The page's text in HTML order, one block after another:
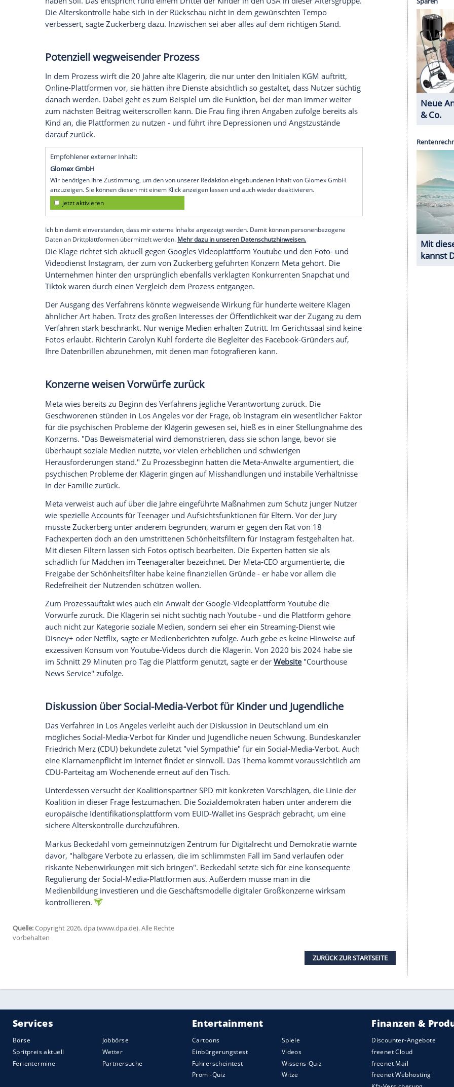
verteidigt. So sagte Zuckerberg, dass der Facebook-Konzern Meta keine Ziele für
Nutzungszeiten seiner Apps mehr setze, wie das "Wall Street Journal" aus dem Gerichtssaal
Der Meta-Chef räumte auch ein, dass auf Dienste des Konzerns wie Instagram zum Teil
auch Nutzer unter 13 Jahren zugreifen, obwohl das gegen die Nutzungsbedingungen
verstößt. Ihre Accounts würden entfernt, wenn dies auffalle, sagte er dem Fernsehsender
CNBC zufolge.
In dem Verfahren wurde der Facebook-Gründer mit einem internen Dokument
konfrontiert, wonach Instagram im Jahr 2015 vier Millionen User unter 13 Jahren gehabt
haben soll. Das entspricht rund einem Drittel der Kinder in den USA in dieser Altersgruppe.
Die Alterskontrolle habe sich in der Rückschau nicht in dem gewünschten Tempo
verbessert, sagte Zuckerberg dazu. Inzwischen sei aber alles auf dem richtigen Stand.
Potenziell wegweisender Prozess
In dem Prozess wirft die 20 Jahre alte Klägerin, die nur unter den Initialen KGM auftritt,
Online-Plattformen vor, sie hätten ihre Dienste absichtlich so gestaltet, dass Nutzer süchtig
danach werden. Dabei geht es zum Beispiel um die Funktion, bei der man immer weiter
zum nächsten Beitrag weiterscrollen kann. Die Frau fing ihren Angaben zufolge bereits als
Kind an, die Plattformen zu nutzen - und führt ihre Depressionen und Angstzustände
darauf zurück.
Empfohlener externer Inhalt:
Glomex GmbH
Wir benötigen Ihre Zustimmung, um den von unserer Redaktion eingebundenen Inhalt von Glomex GmbH
anzuzeigen. Sie können diesen mit einem Klick anzeigen lassen und auch wieder deaktivieren.
Ich bin damit einverstanden, dass mir externe Inhalte angezeigt werden. Damit können personenbezogene
Daten an Drittplattformen übermittelt werden.Mehr dazu in unseren Datenschutzhinweisen.
Die Klage richtet sich aktuell gegen Googles Videoplattform Youtube und den Foto- und
Videodienst Instagram, der zum von Zuckerberg geführten Konzern Meta gehört. Die
Unternehmen hinter den ursprünglich ebenfalls verklagten Konkurrenten Snapchat und
Der Ausgang des Verfahrens könnte wegweisende Wirkung für hunderte weitere Klagen
ähnlicher Art haben. Trotz des großen Interesses der Öffentlichkeit war der Zugang zu dem
Verfahren stark beschränkt. Nur wenige Medien erhalten Zutritt. Im Gerichtssaal sind keine
Fotos erlaubt. Richterin Carolyn Kuhl forderte die Begleiter des Facebook-Gründers auf,
Ihre Datenbrillen abzunehmen, mit denen man fotografieren kann.
Konzerne weisen Vorwürfe zurück
Meta wies bereits zu Beginn des Verfahrens jegliche Verantwortung zurück. Die
Geschworenen stünden in Los Angeles vor der Frage, ob Instagram ein wesentlicher Faktor
für die psychischen Probleme der Klägerin gewesen sei, hieß es in einer Stellungnahme des
Konzerns. "Das Beweismaterial wird demonstrieren, dass sie schon lange, bevor sie
Herausforderungen stand." Zu Prozessbeginn hatten die Meta-Anwälte argumentiert, die
psychischen Probleme der Klägerin gingen auf Misshandlungen und instabile Verhältnisse
in der Familie zurück.
Meta verweist auch auf über die Jahre eingeführte Maßnahmen zum Schutz junger Nutzer
wie spezielle Accounts für Teenager und Aufsichtsfunktionen für Eltern. Vor der Jury
Fachexperten doch an den umstrittenen Schönheitsfiltern für Instagram festgehalten hat.
Mit diesen Filtern lassen sich Fotos optisch bearbeiten. Die Experten hatten sie als
schädlich für Mädchen im Teenageralter bezeichnet. Der Meta-CEO argumentierte, die
Freigabe der Schönheitsfilter habe keine finanziellen Gründe - er habe vor allem die
Redefreiheit der Nutzenden schützen wollen.
Zum Prozessauftakt wies auch ein Anwalt der Google-Videoplattform Youtube die
Vorwürfe zurück. Die Klägerin sei nicht süchtig nach Youtube - und die Plattform gehöre
auch nicht zur Kategorie soziale Medien, sondern sei eher ein Streaming-Dienst wie
Disney+ oder Netflix, sagte er Medienberichten zufolge. Auch gebe es keine Hinweise auf
exzessiven Konsum von Youtube-Videos durch die Klägerin. Von 2020 bis 2024 habe sie
"Courthouse
Das Verfahren in Los Angeles verleiht auch der Diskussion in Deutschland um ein
mögliches Social-Media-Verbot für Kinder und Jugendliche neuen Schwung. Bundeskanzler
Friedrich Merz (CDU) bekundete zuletzt "viel Sympathie" für ein Social-Media-Verbot. Auch
eine Klarnamenpflicht im Internet findet er sinnvoll. Das Thema kommt voraussichtlich am
CDU-Parteitag am Wochenende erneut auf den Tisch.